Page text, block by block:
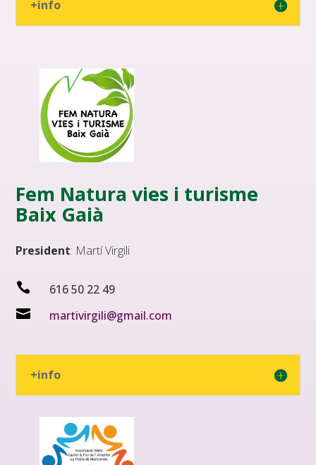
+info
Fem Natura vies i turisme
Baix Gaià
President: Martí Virgili
 616 50 22 49
 martivirgili@gmail.com
+info